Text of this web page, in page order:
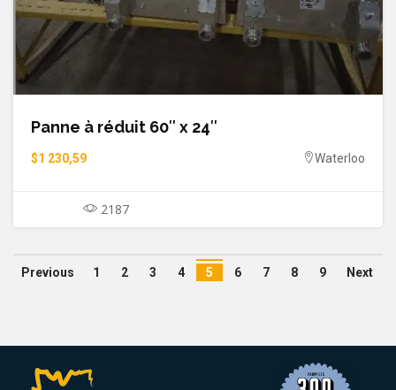
Panne à réduit 60″ x 24″
$1 230,59 Waterloo
2187
Previous 1 2 3 4 5 6 7 8 9 Next